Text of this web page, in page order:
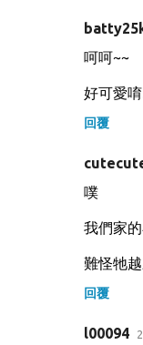
呵呵~~
好可愛
回覆
噗
我們家
難怪牠
回覆
l00094